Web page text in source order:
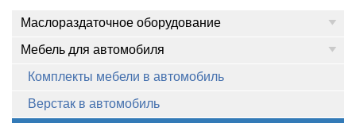
Маслораздаточное оборудование
Мебель для автомобиля
Комплекты мебели в автомобиль
Верстак в автомобиль